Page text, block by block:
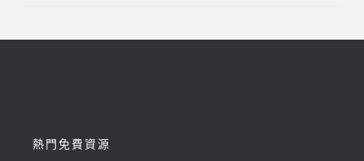
熱門免費資源